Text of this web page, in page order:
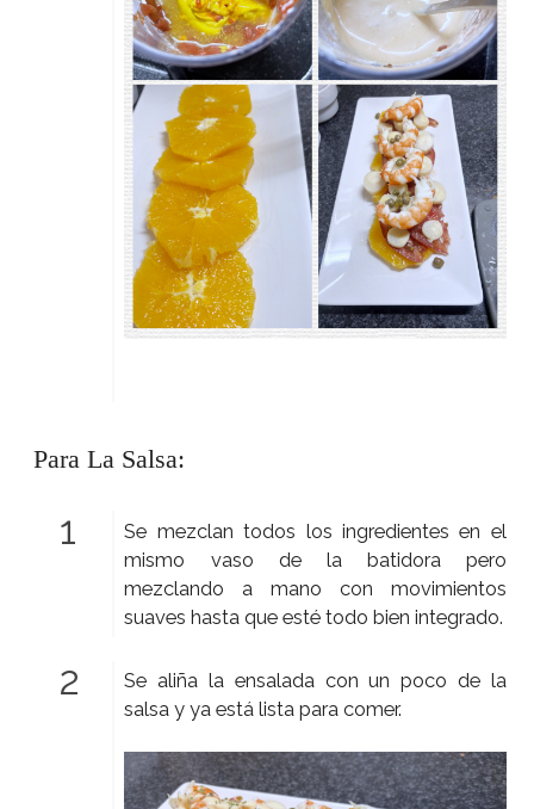
Para La Salsa:
Se mezclan todos los ingredientes en el
mismo vaso de la batidora pero
mezclando a mano con movimientos
suaves hasta que esté todo bien integrado.
Se aliña la ensalada con un poco de la
salsa y ya está lista para comer.